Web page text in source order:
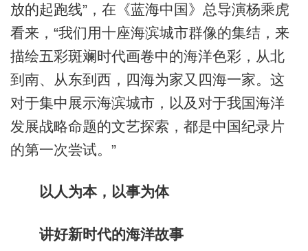
放的起跑线”，在《蓝海中国》总导演杨乘虎
看来，“我们用十座海滨城市群像的集结，来
描绘五彩斑斓时代画卷中的海洋色彩，从北
到南、从东到西，四海为家又四海一家。这
对于集中展示海滨城市，以及对于我国海洋
发展战略命题的文艺探索，都是中国纪录片
的第一次尝试。”
以人为本，以事为体
讲好新时代的海洋故事